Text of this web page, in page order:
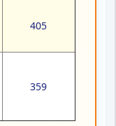
405
359